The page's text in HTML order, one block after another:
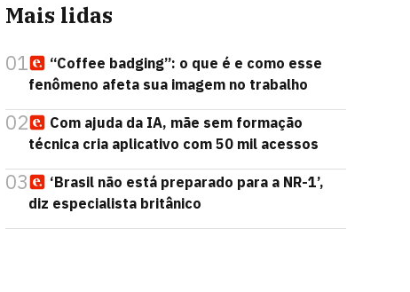
Mais lidas
01
“Coffee badging”: o que é e como esse
fenômeno afeta sua imagem no trabalho
02
Com ajuda da IA, mãe sem formação
técnica cria aplicativo com 50 mil acessos
03
‘Brasil não está preparado para a NR-1’,
diz especialista britânico